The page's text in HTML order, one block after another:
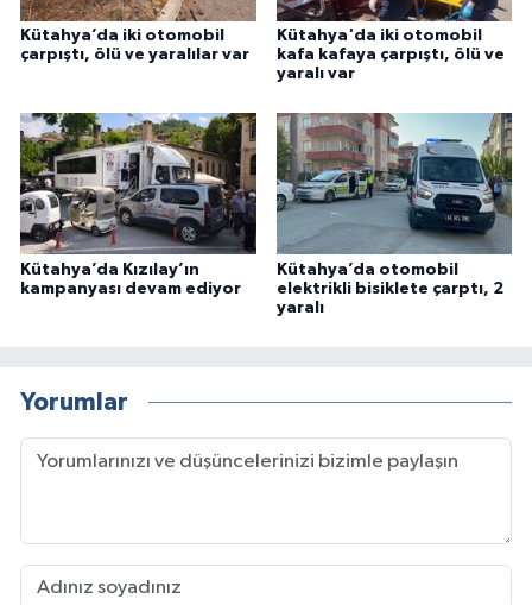
Kütahya’da iki otomobil
çarpıştı, ölü ve yaralılar var
Kütahya'da iki otomobil
kafa kafaya çarpıştı, ölü ve
yaralı var
Kütahya’da Kızılay’ın
kampanyası devam ediyor
Kütahya’da otomobil
elektrikli bisiklete çarptı, 2
yaralı
Yorumlar